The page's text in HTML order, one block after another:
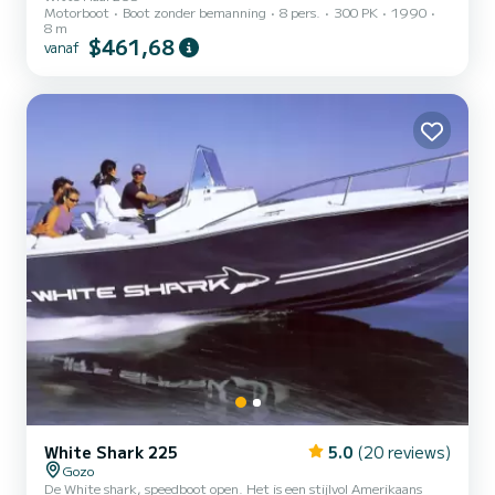
Motorboot
Boot zonder bemanning 8 pers. 300 PK
1990
8 m
vanaf $461,68
White Shark 225 5.0 (20 reviews)
Gozo
De White shark, speedboot open. Het is een stijlvol Amerikaans